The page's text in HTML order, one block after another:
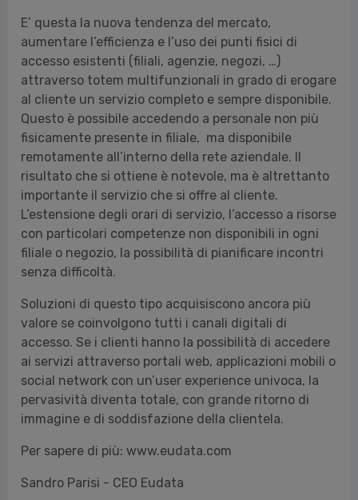
E’ questa la nuova tendenza del mercato,
aumentare l’efficienza e l’uso dei punti fisici di
accesso esistenti (filiali, agenzie, negozi, …)
attraverso totem multifunzionali in grado di erogare
al cliente un servizio completo e sempre disponibile.
Questo è possibile accedendo a personale non più
fisicamente presente in filiale, ma disponibile
remotamente all’interno della rete aziendale. Il
risultato che si ottiene è notevole, ma è altrettanto
importante il servizio che si offre al cliente.
L’estensione degli orari di servizio, l’accesso a risorse
con particolari competenze non disponibili in ogni
filiale o negozio, la possibilità di pianificare incontri
senza difficoltà.
Soluzioni di questo tipo acquisiscono ancora più
valore se coinvolgono tutti i canali digitali di
accesso. Se i clienti hanno la possibilità di accedere
ai servizi attraverso portali web, applicazioni mobili o
social network con un’user experience univoca, la
pervasività diventa totale, con grande ritorno di
immagine e di soddisfazione della clientela.
Per sapere di più: www.eudata.com
Sandro Parisi - CEO Eudata